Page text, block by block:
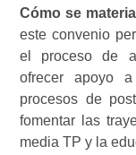
Cómo se
este convenio
el proceso de
ofrecer apoyo
procesos de
fomentar las
media TP y la